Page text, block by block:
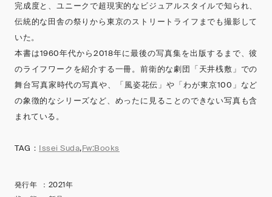
完成度と、ユニークで超現実的なビジュアルスタイルで知られ、
伝統的な田舎の祭りから東京のストリートライフまでも撮影して
いた。
本書は1960年代から2018年に最後の写真集を出版するまで、彼
のライフワークを紹介する一冊。前衛的な劇団「天井桟敷」での
舞台写真家時代の写真や、「風姿花伝」や「わが東京100」など
の象徴的なシリーズなど、めったに見ることのできない写真も含
まれている。
TAG： Issei Suda,Fw:Books
発行年 ： 2021年